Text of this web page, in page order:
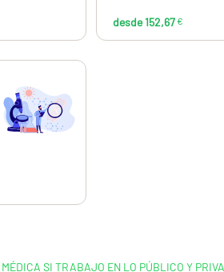
desde 152,67 €
€
SI TRABAJO EN LO PÚBLICO Y